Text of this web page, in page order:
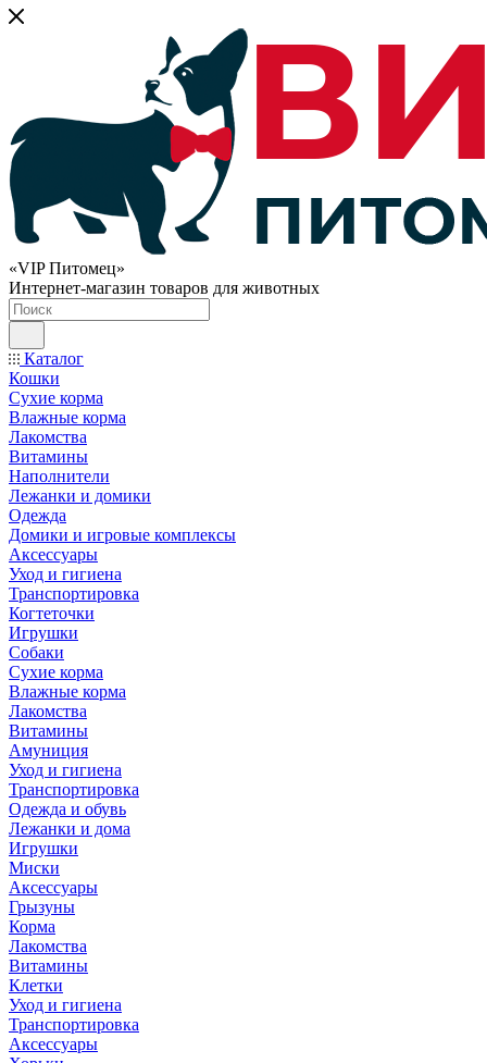
«VIP Питомец»
Интернет-магазин товаров для животных
Каталог
Кошки
Сухие корма
Влажные корма
Лакомства
Витамины
Наполнители
Лежанки и домики
Одежда
Домики и игровые комплексы
Аксессуары
Уход и гигиена
Транспортировка
Когтеточки
Игрушки
Собаки
Сухие корма
Влажные корма
Лакомства
Витамины
Амуниция
Уход и гигиена
Транспортировка
Одежда и обувь
Лежанки и дома
Игрушки
Миски
Аксессуары
Грызуны
Корма
Лакомства
Витамины
Клетки
Уход и гигиена
Транспортировка
Аксессуары